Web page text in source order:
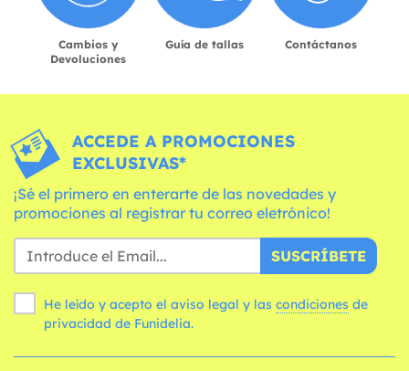
Cambios y
Devoluciones
Guía de tallas Contáctanos
ACCEDE A PROMOCIONES
EXCLUSIVAS*
¡Sé el primero en enterarte de las novedades y
promociones al registrar tu correo eletrónico!
SUSCRÍBETE
He leído y acepto el aviso legal y las condiciones
privacidad de Funidelia.